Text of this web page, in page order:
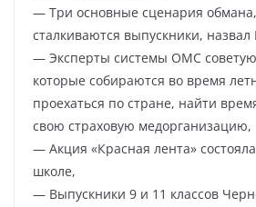
— Три основные сценария
сталкиваются выпускники, назвал
— Эксперты системы ОМС
которые собираются во время
проехаться по стране, найти
свою страховую медорганизацию,
— Акция «Красная лента»
школе,
— Выпускники 9 и 11 классов